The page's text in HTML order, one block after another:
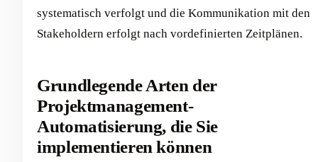
systematisch verfolgt und die Kommunikation mit den
Stakeholdern erfolgt nach vordefinierten Zeitplänen.
Grundlegende Arten der
Projektmanagement-
Automatisierung, die Sie
implementieren können